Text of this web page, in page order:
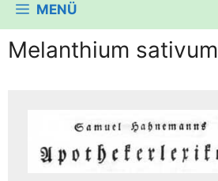
MENÜ
Melanthium sativum